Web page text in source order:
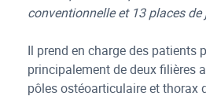
conventionnelle et 13 places de
Il prend en charge des patients
principalement de deux filières
pôles ostéoarticulaire et thorax